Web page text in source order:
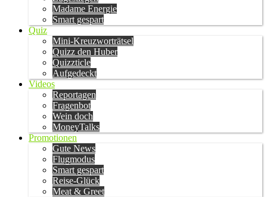
Madame Energie
Smart gespart
Quiz
Mini-Kreuzworträtsel
Quizz den Huber
Quizzticle
Aufgedeckt
Videos
Reportagen
Fragenbot
Wein doch
MoneyTalks
Promotionen
Gute News
Flugmodus
Smart gespart
Reise-Glück
Meat & Greet